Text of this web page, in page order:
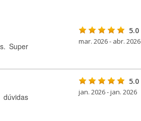
Super
5.0
mar. 2026 - abr. 2026
dúvidas
5.0
jan. 2026 - jan. 2026